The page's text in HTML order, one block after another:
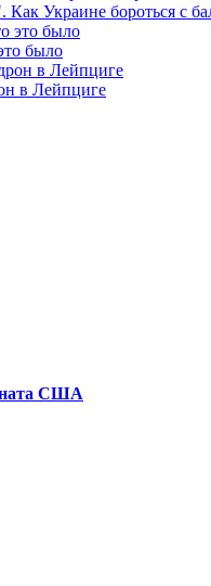
Как Украине бороться с
было
в Лейпциге
США